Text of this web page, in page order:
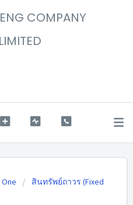
COMPANY
LIMITED
สินทรัพย์ถาวร (Fixed